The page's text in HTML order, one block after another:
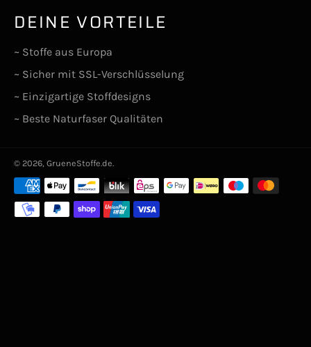
DEINE VORTEILE
~ Stoffe aus Europa
~ Sicher mit SSL-Verschlüsselung
~ Einzigartige Stoffdesigns
~ Beste Naturfaser Qualitäten
© 2026, GrueneStoffe.de.
Zahlungsarten